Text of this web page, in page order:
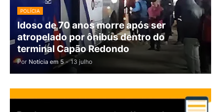
POLÍCIA
Idoso de 70 anos morre após ser
atropelado por ônibus dentro do
terminal Capão Redondo
Por Notícia em 5 - 13 julho